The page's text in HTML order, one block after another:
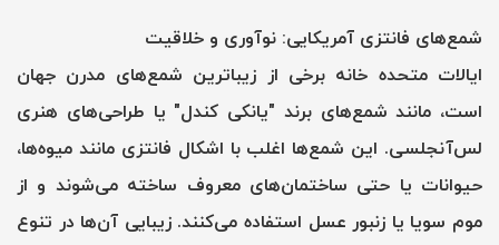
شمع‌های فانتزی آمریکایی: نوآوری و خلاقیت
ایالات متحده خانه برخی از زیباترین شمع‌های مدرن جهان
است، مانند شمع‌های برند "یانکی کندل" یا طراحی‌های هنری
لس‌آنجلسی. این شمع‌ها اغلب با اشکال فانتزی مانند میوه‌ها،
حیوانات یا حتی ساختمان‌های معروف ساخته می‌شوند و از
موم سویا یا زنبور عسل استفاده می‌کنند. زیبایی آن‌ها در تنوع